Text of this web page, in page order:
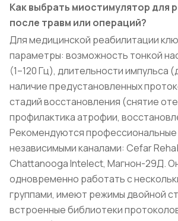
Как выбрать миостимулятор для
после травм или операций?
Для медицинской реабилитации
параметры: возможность тонкой
(1–120 Гц), длительности импульса
наличие предустановленных
стадий восстановления (снятие
профилактика атрофии,
Рекомендуются профессиональные
независимыми каналами: Cefar
Chattanooga Intelect, Магнон-29Д.
одновременно работать с
группами, имеют режимы двойной
встроенные библиотеки